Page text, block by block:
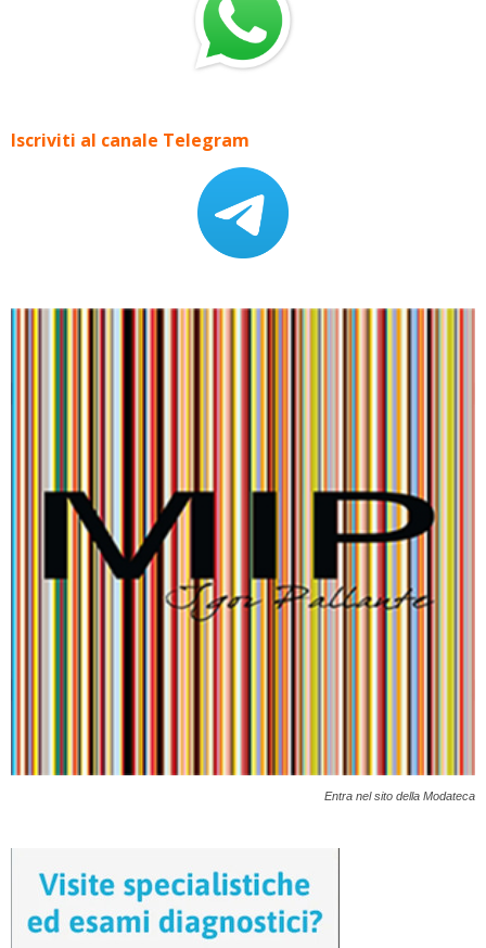
Iscriviti al canale Telegram
Entra nel sito della Modateca